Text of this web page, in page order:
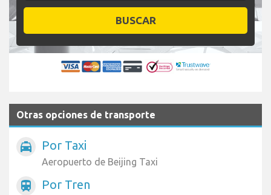
BUSCAR
Otras opciones de transporte
local_taxi Por Taxi
Aeropuerto de Beijing Taxi
train Por Tren